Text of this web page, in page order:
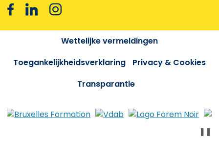
Wettelijke vermeldingen
Toegankelijkheidsverklaring
Privacy & Cookies
Transparantie
❚❚